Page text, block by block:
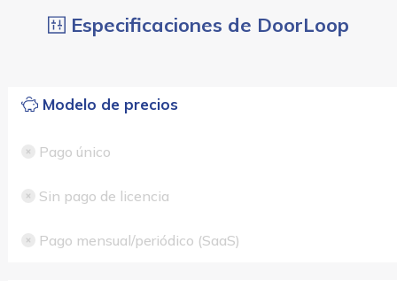
Especificaciones de DoorLoop
Modelo de precios
Pago único
Sin pago de licencia
Pago mensual/periódico (SaaS)